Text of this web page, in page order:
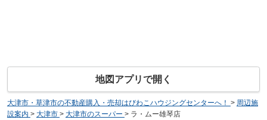
地図アプリで開く
大津市・草津市の不動産購入・売却はびわこハウジングセンターへ！ > 周辺施
設案内 > 大津市 > 大津市のスーパー > ラ・ムー雄琴店